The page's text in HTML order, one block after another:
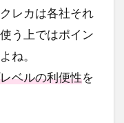
レカは各社それ
う上ではポイン
ね。
ベルの利便性を